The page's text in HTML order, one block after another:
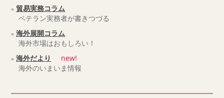
貿易実務コラム
ベテラン実務者が書きつづる
海外展開コラム
海外市場はおもしろい！
海外だより
new!
海外のいまいま情報